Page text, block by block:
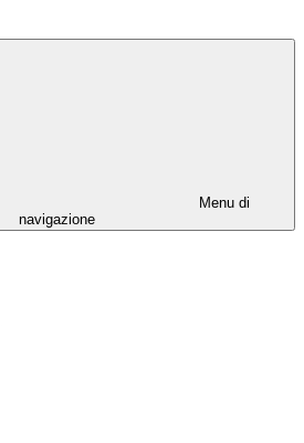
Menu di
navigazione